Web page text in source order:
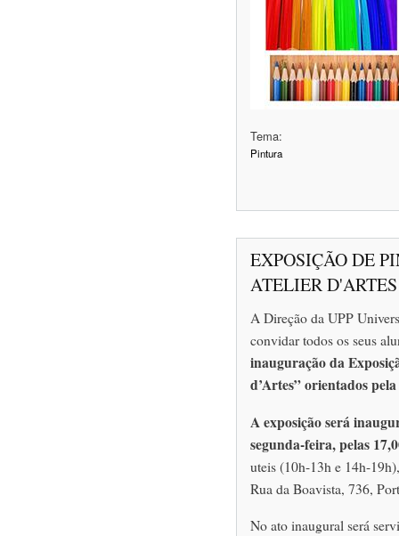
Tema:
Pintura
EXPOSIÇÃO DE
ATELIER
A Direção da UPP
convidar todos os seus
inauguração da
d’Artes” orientados
A exposição será
segunda-feira, pelas
uteis (10h-13h e 14h-
Rua da Boavista, 736,
No ato inaugural será